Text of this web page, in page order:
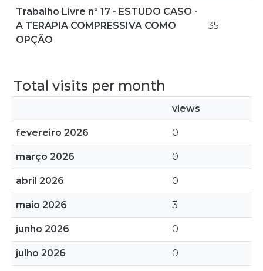
Trabalho Livre nº 17 - ESTUDO CASO -
A TERAPIA COMPRESSIVA COMO
OPÇÃO
35
Total visits per month
views
fevereiro 2026 0
março 2026 0
abril 2026 0
maio 2026 3
junho 2026 0
julho 2026 0